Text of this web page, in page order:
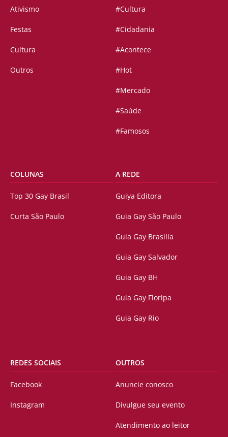
Ativismo
Festas
Cultura
Outros
#Cultura
#Cidadania
#Acontece
#Hot
#Mercado
#Saúde
#Famosos
COLUNAS
Top 30 Gay Brasil
Curta São Paulo
A REDE
Guiya Editora
Guia Gay São Paulo
Guia Gay Brasilia
Guia Gay Salvador
Guia Gay BH
Guia Gay Floripa
Guia Gay Rio
REDES SOCIAIS
Facebook
Instagram
OUTROS
Anuncie conosco
Divulgue seu evento
Atendimento ao leitor